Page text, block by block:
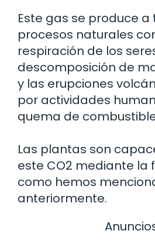
Este gas se produce a
procesos naturales
respiración de los
descomposición de
y las erupciones
por actividades
quema de
Las plantas son
este CO2 mediante la
como hemos
anteriormente.